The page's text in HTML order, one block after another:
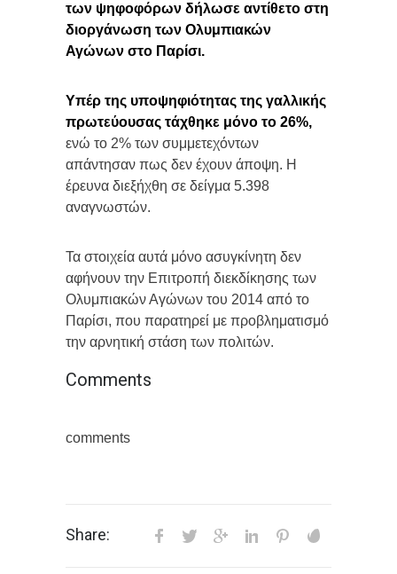
των ψηφοφόρων δήλωσε αντίθετο στη
διοργάνωση των Ολυμπιακών
Αγώνων στο Παρίσι.
Υπέρ της υποψηφιότητας της γαλλικής
πρωτεύουσας τάχθηκε μόνο το 26%,
ενώ το 2% των συμμετεχόντων
απάντησαν πως δεν έχουν άποψη. Η
έρευνα διεξήχθη σε δείγμα 5.398
αναγνωστών.
Τα στοιχεία αυτά μόνο ασυγκίνητη δεν
αφήνουν την Επιτροπή διεκδίκησης των
Ολυμπιακών Αγώνων του 2014 από το
Παρίσι, που παρατηρεί με προβληματισμό
την αρνητική στάση των πολιτών.
Comments
comments
Share: